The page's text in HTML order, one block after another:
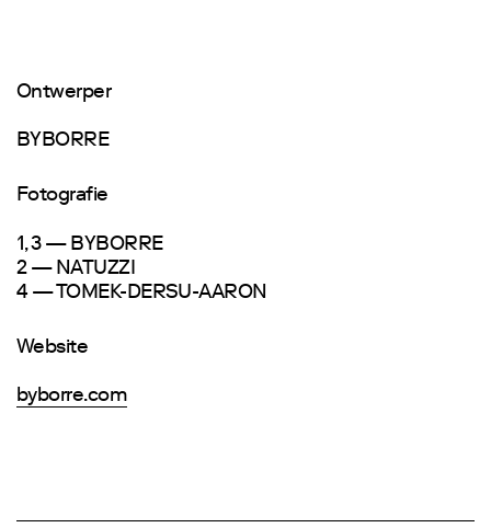
Ontwerper
BYBORRE
Fotografie
1, 3 — BYBORRE
2 — NATUZZI
4 — TOMEK-DERSU-AARON
Website
byborre.com